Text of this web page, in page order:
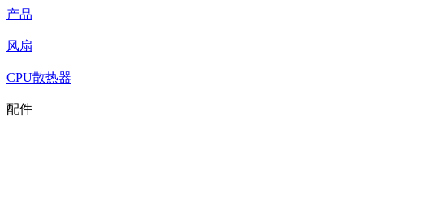
产品
风扇
CPU散热器
配件